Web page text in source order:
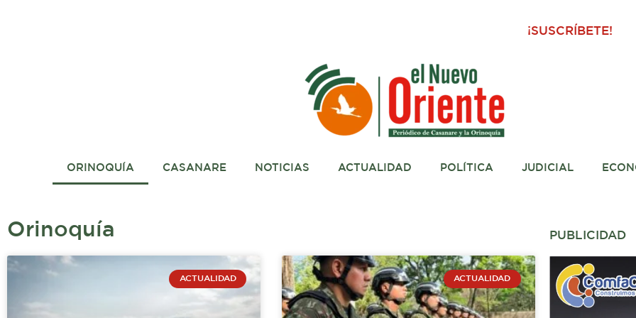
¡SUSCRÍBETE!
ORINOQUÍA CASANARE NOTICIAS ACTUALIDAD POLÍTICA JUDICIAL
Orinoquía
ACTUALIDAD ACTUALIDAD
PáginaPágina
Página
PUBLICIDAD